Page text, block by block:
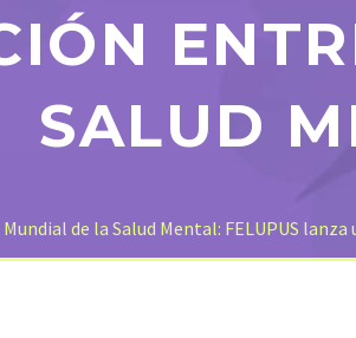
SALUD
Mundial de la Salud Mental: FELUPUS